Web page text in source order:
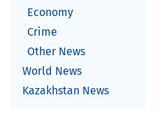
Economy
Crime
Other News
World News
Kazakhstan News